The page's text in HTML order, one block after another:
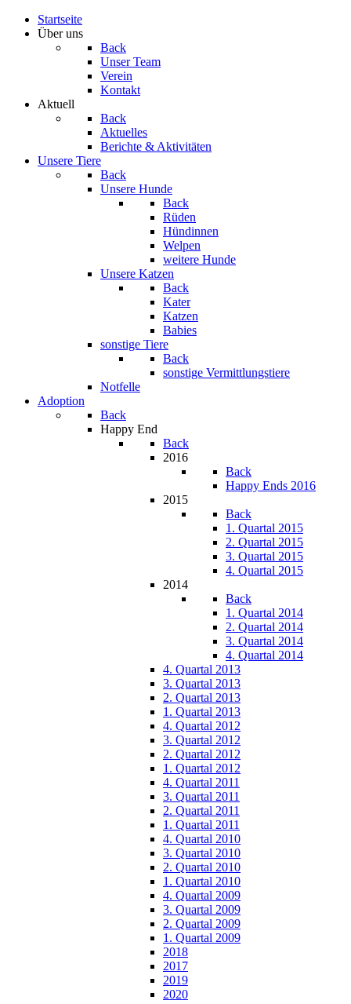
Startseite
Über uns
Back
Unser Team
Verein
Kontakt
Aktuell
Back
Aktuelles
Berichte & Aktivitäten
Unsere Tiere
Back
Unsere Hunde
Back
Rüden
Hündinnen
Welpen
weitere Hunde
Unsere Katzen
Back
Kater
Katzen
Babies
sonstige Tiere
Back
sonstige Vermittlungstiere
Notfelle
Adoption
Back
Happy End
Back
2016
Back
Happy Ends 2016
2015
Back
1. Quartal 2015
2. Quartal 2015
3. Quartal 2015
4. Quartal 2015
2014
Back
1. Quartal 2014
2. Quartal 2014
3. Quartal 2014
4. Quartal 2014
4. Quartal 2013
3. Quartal 2013
2. Quartal 2013
1. Quartal 2013
4. Quartal 2012
3. Quartal 2012
2. Quartal 2012
1. Quartal 2012
4. Quartal 2011
3. Quartal 2011
2. Quartal 2011
1. Quartal 2011
4. Quartal 2010
3. Quartal 2010
2. Quartal 2010
1. Quartal 2010
4. Quartal 2009
3. Quartal 2009
2. Quartal 2009
1. Quartal 2009
2018
2017
2019
2020